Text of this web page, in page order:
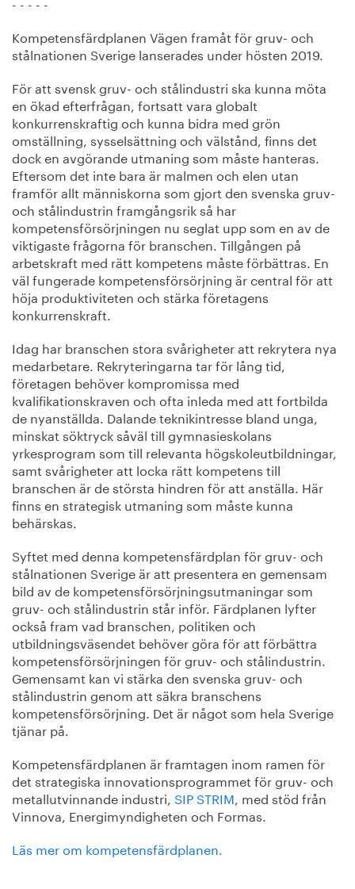
Kompetensfärdplanen Vägen framåt för gruv- och
stålnationen Sverige lanserades under hösten 2019.
För att svensk gruv- och stålindustri ska kunna möta
en ökad efterfrågan, fortsatt vara globalt
konkurrenskraftig och kunna bidra med grön
omställning, sysselsättning och välstånd, finns det
dock en avgörande utmaning som måste hanteras.
Eftersom det inte bara är malmen och elen utan
framför allt människorna som gjort den svenska gruv-
och stålindustrin framgångsrik så har
kompetensförsörjningen nu seglat upp som en av de
viktigaste frågorna för branschen. Tillgången på
arbetskraft med rätt kompetens måste förbättras. En
väl fungerade kompetensförsörjning är central för att
höja produktiviteten och stärka företagens
konkurrenskraft.
Idag har branschen stora svårigheter att rekrytera nya
medarbetare. Rekryteringarna tar för lång tid,
företagen behöver kompromissa med
kvalifikationskraven och ofta inleda med att fortbilda
de nyanställda. Dalande teknikintresse bland unga,
minskat söktryck såväl till gymnasieskolans
yrkesprogram som till relevanta högskoleutbildningar,
samt svårigheter att locka rätt kompetens till
branschen är de största hindren för att anställa. Här
finns en strategisk utmaning som måste kunna
behärskas.
Syftet med denna kompetensfärdplan för gruv- och
stålnationen Sverige är att presentera en gemensam
bild av de kompetensförsörjningsutmaningar som
gruv- och stålindustrin står inför. Färdplanen lyfter
också fram vad branschen, politiken och
utbildningsväsendet behöver göra för att förbättra
kompetensförsörjningen för gruv- och stålindustrin.
Gemensamt kan vi stärka den svenska gruv- och
stålindustrin genom att säkra branschens
kompetensförsörjning. Det är något som hela Sverige
tjänar på.
Kompetensfärdplanen är framtagen inom ramen för
det strategiska innovationsprogrammet för gruv- och
metallutvinnande industri, SIP STRIM , med stöd från
Vinnova, Energimyndigheten och Formas.
Läs mer om kompetensfärdplanen.